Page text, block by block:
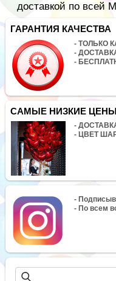
доставкой по всей
ГАРАНТИЯ КАЧЕСТВА
- ТОЛЬКО
-
-
САМЫЕ НИЗКИЕ
-
- ЦВЕТ
-
- По всем